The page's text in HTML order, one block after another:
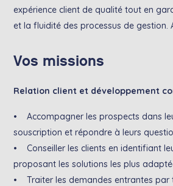
expérience client de qualité tout en
et la fluidité des processus de gestion.
Vos missions
Relation client et développement
• Accompagner les prospects dans
souscription et répondre à leurs
• Conseiller les clients en identifiant
proposant les solutions les plus
• Traiter les demandes entrantes par